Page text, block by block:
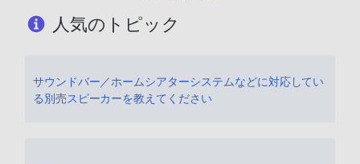
人気のトピック
サウンドバー／ホームシアターシステムなどに対応してい
る別売スピーカーを教えてください